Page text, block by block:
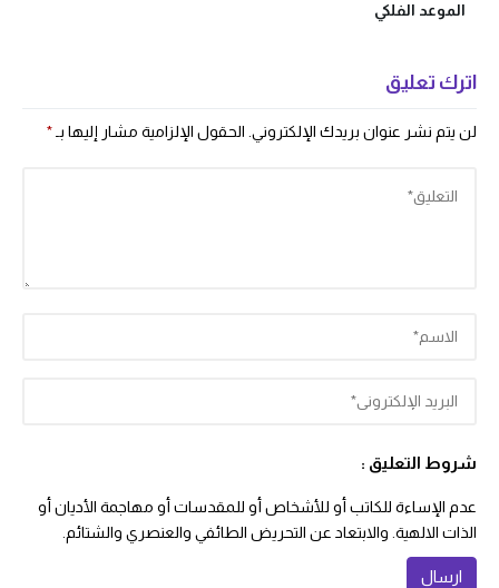
الموعد الفلكي
اترك تعليق
لن يتم نشر عنوان بريدك الإلكتروني. الحقول الإلزامية مشار إليها بـ*
شروط التعليق :
عدم الإساءة للكاتب أو للأشخاص أو للمقدسات أو مهاجمة الأديان أو
الذات الالهية. والابتعاد عن التحريض الطائفي والعنصري والشتائم.